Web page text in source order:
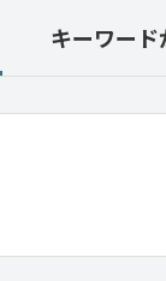
キーワード